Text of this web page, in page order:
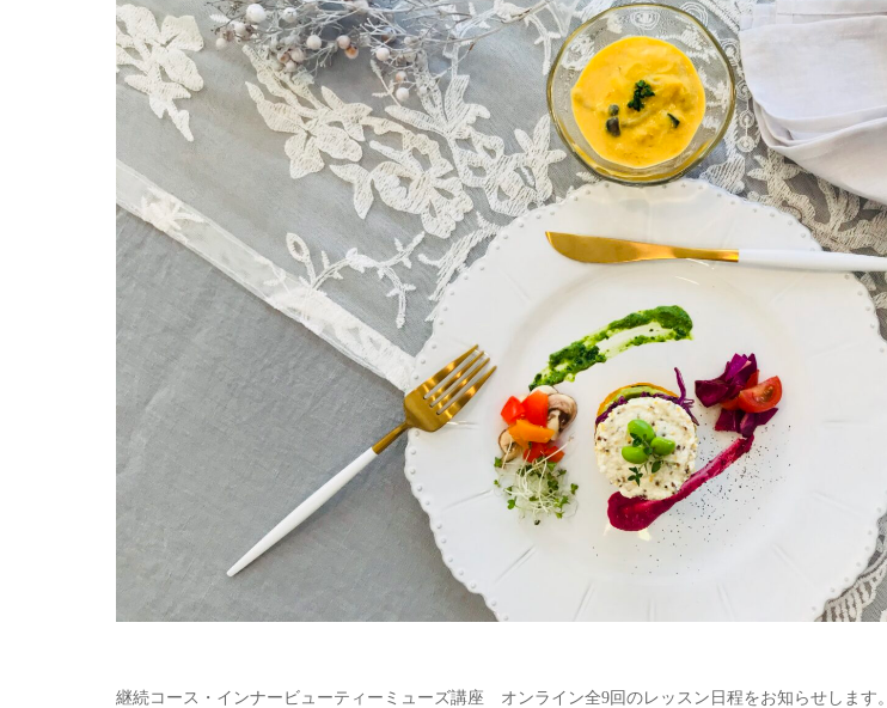
継続コース・インナービューティーミューズ講座 オンライン全9回のレッスン日程をお知らせします。